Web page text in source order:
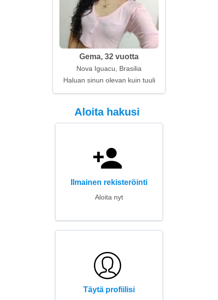
Gema, 32 vuotta
Nova Iguacu, Brasilia
Haluan sinun olevan kuin tuuli
Aloita hakusi
Ilmainen rekisteröinti
Aloita nyt
Täytä profiilisi